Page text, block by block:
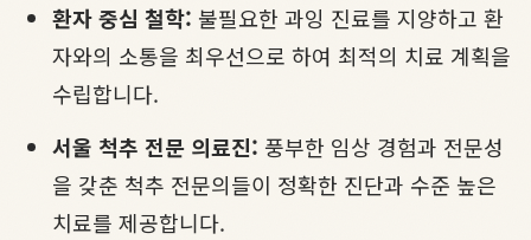
환자 중심 철학: 불필요한 과잉 진료를 지양하고 환
자와의 소통을 최우선으로 하여 최적의 치료 계획을
수립합니다.
서울 척추 전문 의료진: 풍부한 임상 경험과 전문성
을 갖춘 척추 전문의들이 정확한 진단과 수준 높은
치료를 제공합니다.